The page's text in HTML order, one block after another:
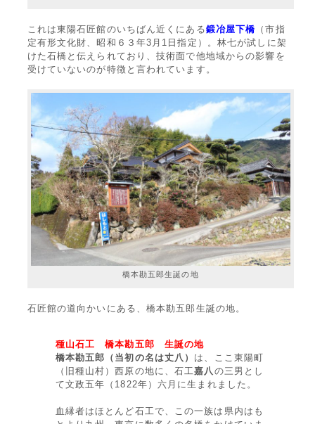
これは東陽石匠館のいちばん近くにある鍛冶屋下橋 （市指
定有形文化財、昭和６３年3月1日指定）。林七が試しに架
けた石橋と伝えられており、技術面で他地域からの影響を
受けていないのが特徴と言われています。
橋本勘五郎生誕の地
石匠館の道向かいにある、橋本勘五郎生誕の地。
種山石工 橋本勘五郎 生誕の地
橋本勘五郎（当初の名は丈八） は、ここ東陽町
（旧種山村）西原の地に、石工嘉八 の三男とし
て文政五年（1822年）六月に生まれました。
血縁者はほとんど石工で、この一族は県内はも